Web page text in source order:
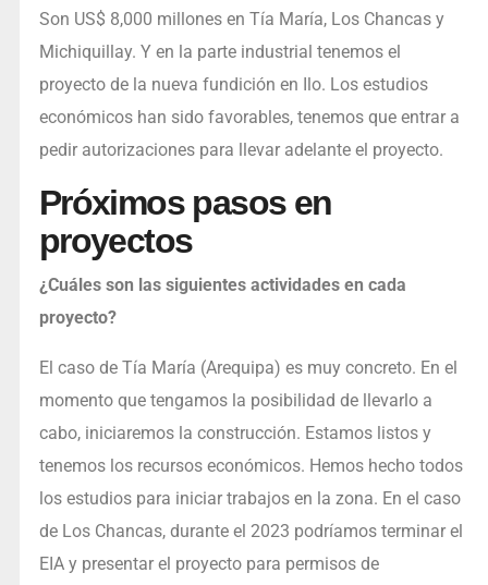
Son US$ 8,000 millones en Tía María, Los Chancas y
Michiquillay. Y en la parte industrial tenemos el
proyecto de la nueva fundición en Ilo. Los estudios
económicos han sido favorables, tenemos que entrar a
pedir autorizaciones para llevar adelante el proyecto.
Próximos pasos en
proyectos
¿Cuáles son las siguientes actividades en cada
proyecto?
El caso de Tía María (Arequipa) es muy concreto. En el
momento que tengamos la posibilidad de llevarlo a
cabo, iniciaremos la construcción. Estamos listos y
tenemos los recursos económicos. Hemos hecho todos
los estudios para iniciar trabajos en la zona. En el caso
de Los Chancas, durante el 2023 podríamos terminar el
EIA y presentar el proyecto para permisos de